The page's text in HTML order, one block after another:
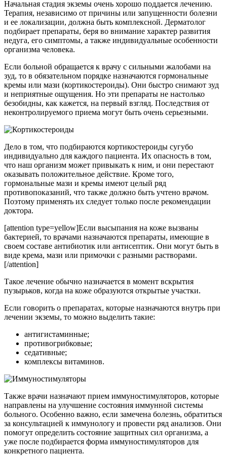
Начальная стадия экземы очень хорошо поддается лечению.
Терапия, независимо от причины или запущенности болезни
и ее локализации, должна быть комплексной. Дерматолог
подбирает препараты, беря во внимание характер развития
недуга, его симптомы, а также индивидуальные особенности
организма человека.
Если больной обращается к врачу с сильными жалобами на
зуд, то в обязательном порядке назначаются гормональные
кремы или мази (кортикостероиды). Они быстро снимают зуд
и неприятные ощущения. Но эти препараты не настолько
безобидны, как кажется, на первый взгляд. Последствия от
неконтролируемого приема могут быть очень серьезными.
Дело в том, что подбираются кортикостероиды сугубо
индивидуально для каждого пациента. Их опасность в том,
что наш организм может привыкать к ним, и они перестают
оказывать положительное действие. Кроме того,
гормональные мази и кремы имеют целый ряд
противопоказаний, что также должно быть учтено врачом.
Поэтому применять их следует только после рекомендации
доктора.
[attention type=yellow]Если высыпания на коже вызваны
бактерией, то врачами назначаются препараты, имеющие в
своем составе антибиотик или антисептик. Они могут быть в
виде крема, мази или примочки с разными растворами.
[/attention]
Такое лечение обычно назначается в момент вскрытия
пузырьков, когда на коже образуются открытые участки.
Если говорить о препаратах, которые назначаются внутрь при
лечении экземы, то можно выделить такие:
антигистаминные;
противогрибковые;
седативные;
комплексы витаминов.
Также врачи назначают прием иммуностимуляторов, которые
направлены на улучшение состояния иммунной системы
больного. Особенно важно, если замечена болезнь, обратиться
за консультацией к иммунологу и провести ряд анализов. Они
помогут определить состояние защитных сил организма, а
уже после подбирается форма иммуностимуляторов для
конкретного пациента.